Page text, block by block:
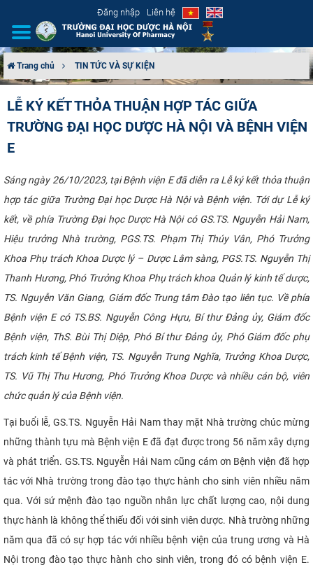
Đăng nhập Liên hệ
CƠ CẤU TỔ CHỨC
ĐÀO TẠO
ĐẢM BẢO CHẤT LƯỢNG
KHOA HỌC CÔNG NGHỆ
HTQT
CỰU NGƯỜI HỌC
Trang chủ TIN TỨC VÀ SỰ KIỆN
LỄ KÝ KẾT THỎA THUẬN HỢP TÁC GIỮA
TRƯỜNG ĐẠI HỌC DƯỢC HÀ NỘI VÀ BỆNH VIỆN
E
Sáng ngày 26/10/2023, tại Bệnh viện E đã diễn ra Lễ ký kết thỏa thuận
hợp tác giữa Trường Đại học Dược Hà Nội và Bệnh viện. Tới dự Lễ ký
kết, về phía Trường Đại học Dược Hà Nội có GS.TS. Nguyễn Hải Nam,
Hiệu trưởng Nhà trường, PGS.TS. Phạm Thị Thúy Vân, Phó Trưởng
Khoa Phụ trách Khoa Dược lý – Dược Lâm sàng, PGS.TS. Nguyễn Thị
Thanh Hương, Phó Trưởng Khoa Phụ trách khoa Quản lý kinh tế dược,
TS. Nguyễn Văn Giang, Giám đốc Trung tâm Đào tạo liên tục. Về phía
Bệnh viện E có TS.BS. Nguyễn Công Hựu, Bí thư Đảng ủy, Giám đốc
Bệnh viện, ThS. Bùi Thị Diệp, Phó Bí thư Đảng ủy, Phó Giám đốc phụ
trách kinh tế Bệnh viện, TS. Nguyễn Trung Nghĩa, Trưởng Khoa Dược,
TS. Vũ Thị Thu Hương, Phó Trưởng Khoa Dược và nhiều cán bộ, viên
chức quản lý của Bệnh viện.
Tại buổi lễ, GS.TS. Nguyễn Hải Nam thay mặt Nhà trường chúc mừng
những thành tựu mà Bệnh viện E đã đạt được trong 56 năm xây dựng
và phát triển. GS.TS. Nguyễn Hải Nam cũng cám ơn Bệnh viện đã hợp
tác với Nhà trường trong đào tạo thực hành cho sinh viên nhiều năm
qua. Với sứ mệnh đào tạo nguồn nhân lực chất lượng cao, nội dung
thực hành là không thể thiếu đối với sinh viên dược. Nhà trường những
năm qua đã có sự hợp tác với nhiều bệnh viện của trung ương và Hà
Nội trong đào tạo thực hành cho sinh viên, trong đó có bệnh viện E.